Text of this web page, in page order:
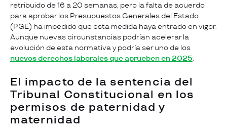
retribuido de 16 a 20 semanas, pero la falta de acuerdo
para aprobar los Presupuestos Generales del Estado
(PGE) ha impedido que esta medida haya entrado en vigor.
Aunque nuevas circunstancias podrían acelerar la
evolución de esta normativa y podría ser uno de los
nuevos derechos laborales que aprueben en 2025.
El impacto de la sentencia del
Tribunal Constitucional en los
permisos de paternidad y
maternidad